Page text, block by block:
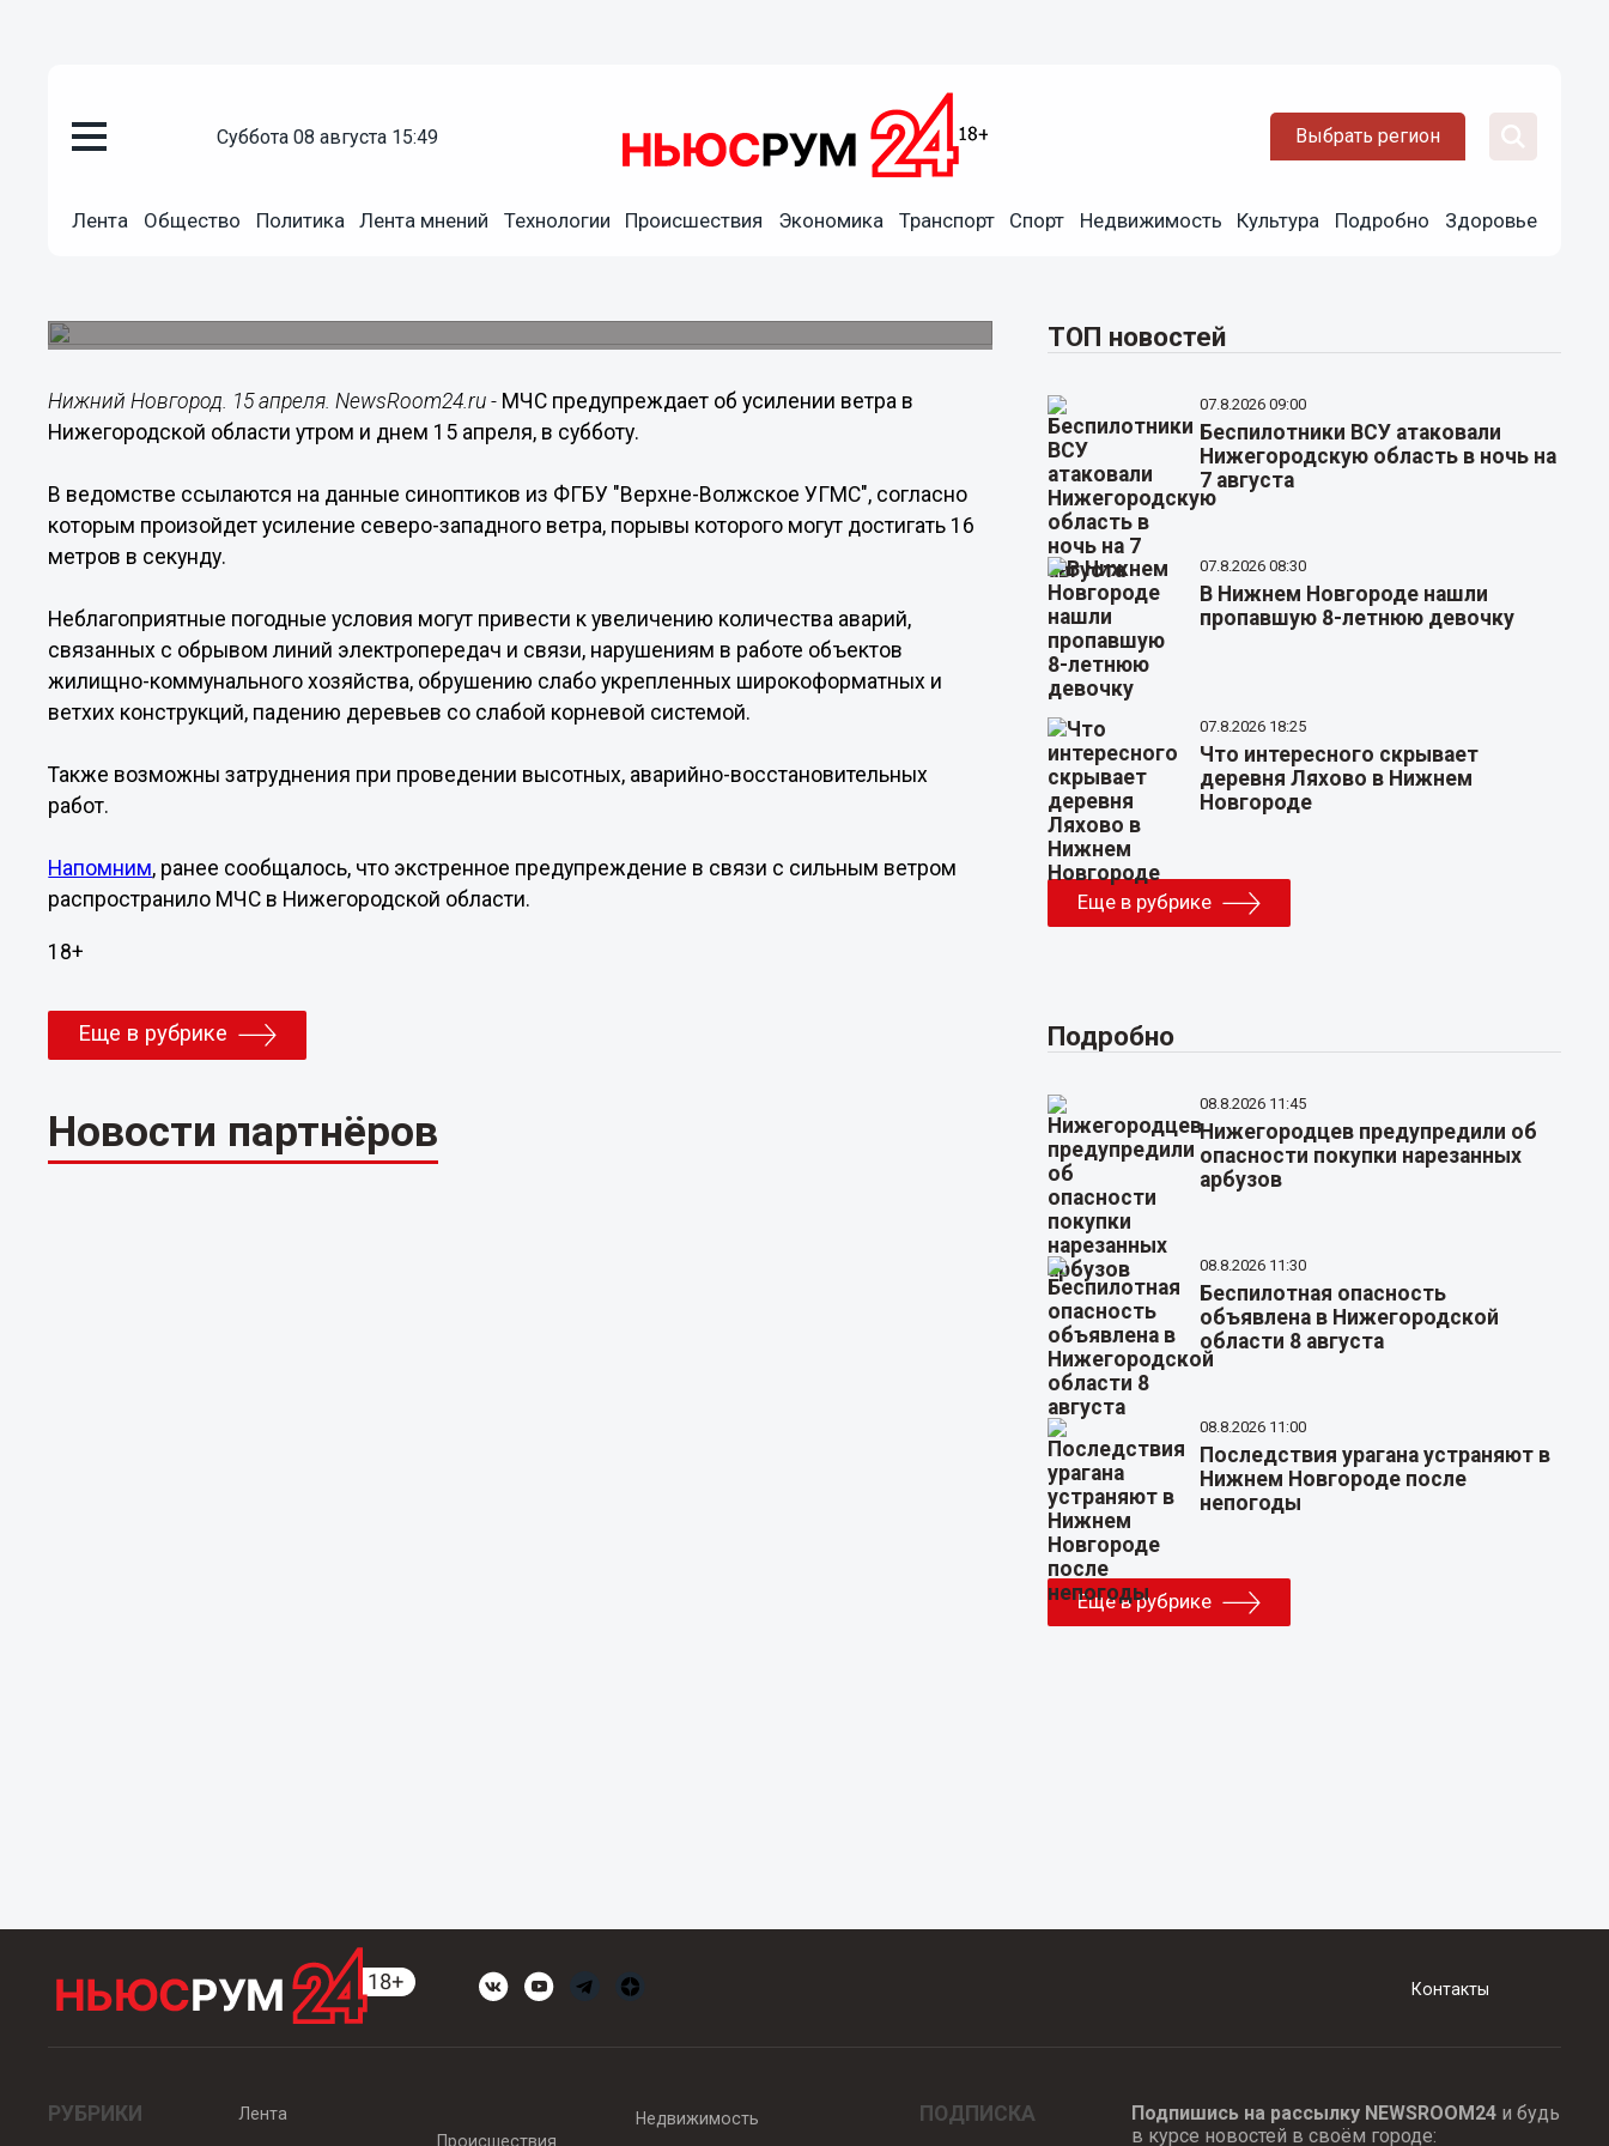
суббота 08 августа 15:49 Выбрать регион
Лента Общество Политика Лента мнений Технологии Происшествия Экономика Транспорт Спорт Недвижимость Культура Подробно Здоровье
МЧС предупреждает о сильном ветре в Нижнем Новгороде
Нижний Новгород. 15 апреля. NewsRoom24.ru - МЧС предупреждает об усилении ветра в
Нижегородской области утром и днем 15 апреля, в субботу.
В ведомстве ссылаются на данные синоптиков из ФГБУ "Верхне-Волжское УГМС", согласно
которым произойдет усиление северо-западного ветра, порывы которого могут достигать 16
метров в секунду.
Неблагоприятные погодные условия могут привести к увеличению количества аварий,
связанных с обрывом линий электропередач и связи, нарушениям в работе объектов
жилищно-коммунального хозяйства, обрушению слабо укрепленных широкоформатных и
ветхих конструкций, падению деревьев со слабой корневой системой.
Также возможны затруднения при проведении высотных, аварийно-восстановительных
работ.
Напомним, ранее сообщалось, что экстренное предупреждение в связи с сильным ветром
распространило МЧС в Нижегородской области.
18+
Еще в рубрике
Новости партнёров
ТОП новостей
07.8.2026 09:00
Беспилотники ВСУ атаковали
Нижегородскую область в ночь на
7 августа
07.8.2026 08:30
В Нижнем Новгороде нашли
пропавшую 8-летнюю девочку
07.8.2026 18:25
Что интересного скрывает
деревня Ляхово в Нижнем
Новгороде
Еще в рубрике
Подробно
08.8.2026 11:45
Нижегородцев предупредили об
опасности покупки нарезанных
арбузов
08.8.2026 11:30
Беспилотная опасность
объявлена в Нижегородской
области 8 августа
08.8.2026 11:00
Последствия урагана устраняют в
Нижнем Новгороде после
непогоды
Еще в рубрике
Контакты
РУБРИКИ
Лента
Происшествия
Недвижимость ПОДПИСКА Подпишись на рассылку NEWSROOM24и будь
в курсе новостей в своём городе: